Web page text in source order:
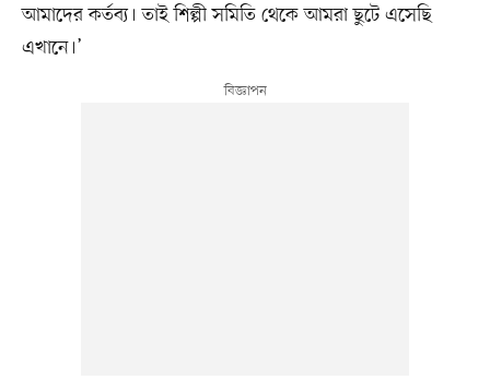
আমাদের কর্তব্য। তাই শিল্পী সমিতি থেকে আমরা ছুটে এসেছি
এখানে।’